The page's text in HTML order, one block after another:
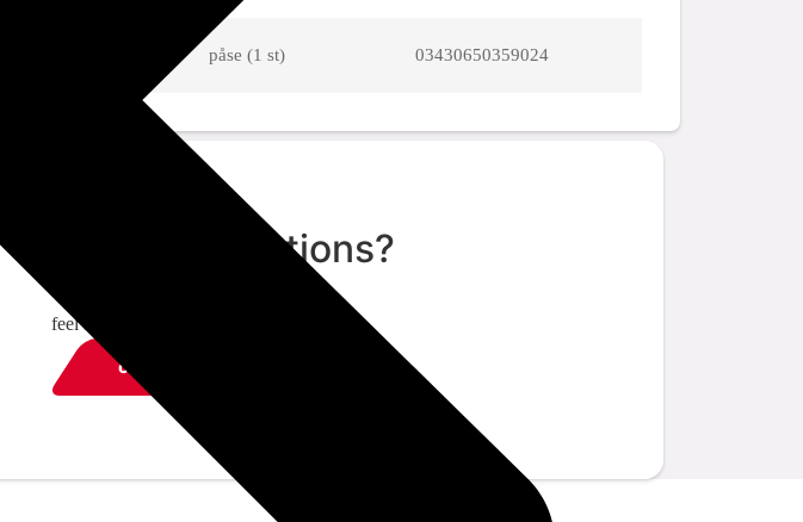
påse (1 st) 03430650359024
got any questions?
feel free to contact us
contact